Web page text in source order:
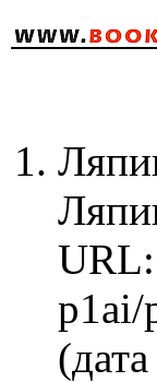
p1ai/